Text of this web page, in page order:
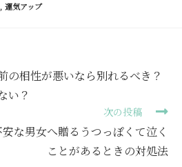
, 運気アップ
の相性が悪いなら別れるべき？
い？
次の投稿
な男女へ贈るうつっぽくて泣く
ことがあるときの対処法